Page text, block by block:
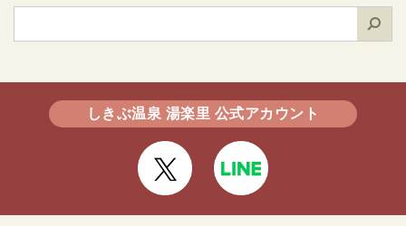
しきぶ温泉 湯楽里 公式アカウント